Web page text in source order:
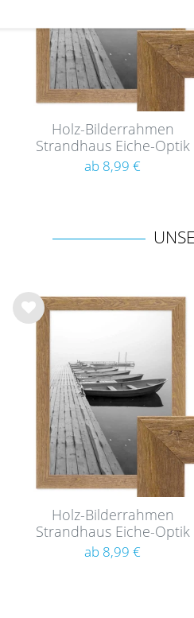
Holz-Bilderrahmen
Strandhaus Eiche-Optik
Rustikal
ab 8,99 €
Wu
Holz-Bilderrahmen
Strandhaus Eiche-Optik
Rustikal
ab 8,99 €